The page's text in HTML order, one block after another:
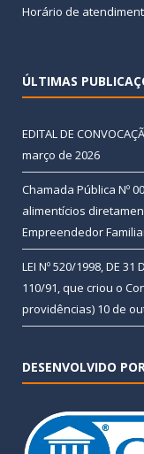
Horário de
ÚLTIMAS
EDITAL DE
março de 2026
Chamada Pública Nº
alimentícios
Empreendedor
LEI Nº 520/1998, DE
110/91, que criou o
providências) 10 de
DESENVOLVIDO